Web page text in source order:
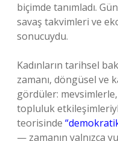
biçimde tanımladı.
savaş takvimleri ve
sonucuydu.
Kadınların tarihsel
zamanı, döngüsel ve
gördüler:
topluluk
teorisinde
— zamanın yalnızca